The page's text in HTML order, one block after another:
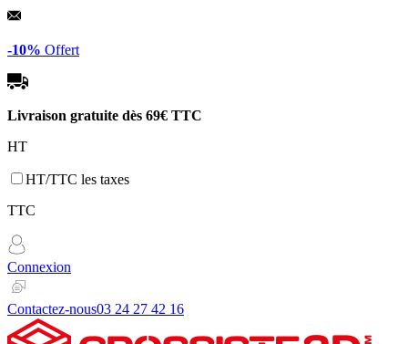
Panneau de gestion des cookies
-10% Offert
Livraison gratuite dès 69€ TTC
HT
HT/TTC les taxes
TTC
Connexion
Contactez-nous03 24 27 42 16